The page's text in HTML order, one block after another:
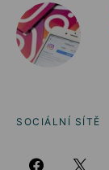
SOCIÁLNÍ SÍTĚ